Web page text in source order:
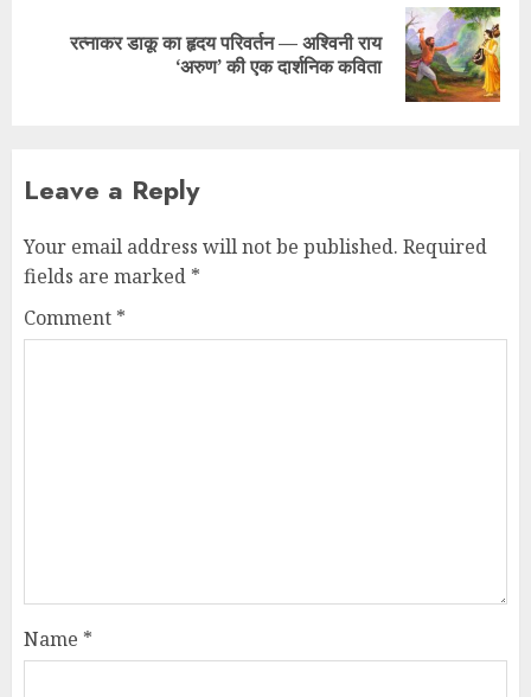
रत्नाकर डाकू का हृदय परिवर्तन — अश्विनी राय
‘अरुण’ की एक दार्शनिक कविता
Leave a Reply
Your email address will not be published. Required
fields are marked *
Comment *
Name *